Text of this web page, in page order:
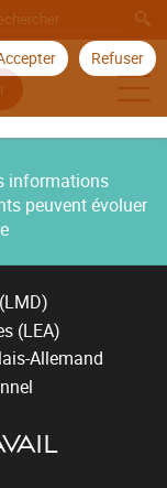
Refuser
informations
peuvent évoluer
(LEA)
Allemand